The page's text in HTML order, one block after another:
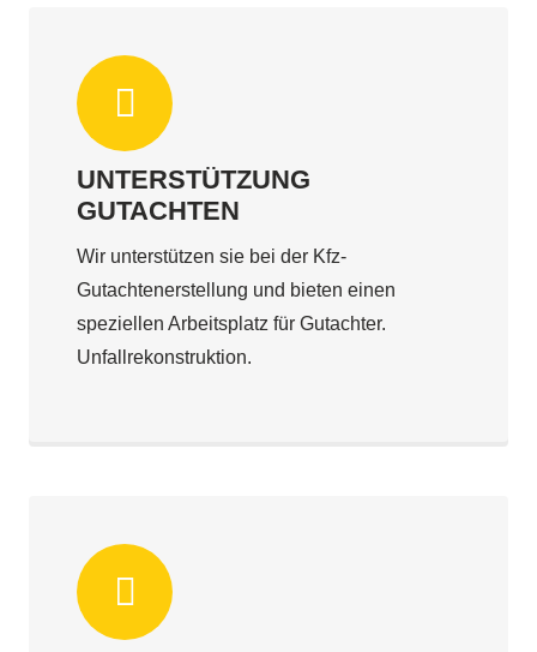
UNTERSTÜTZUNG
GUTACHTEN
Wir unterstützen sie bei der Kfz-
Gutachtenerstellung und bieten einen
speziellen Arbeitsplatz für Gutachter.
Unfallrekonstruktion.